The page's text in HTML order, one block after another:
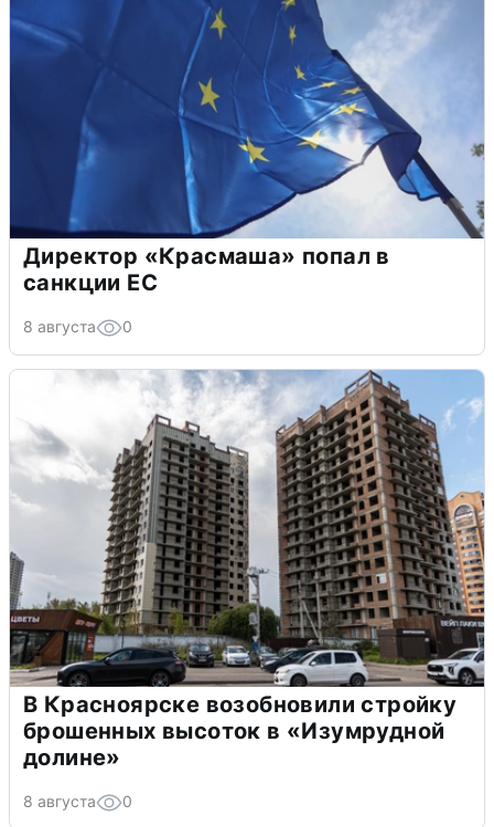
Директор «Красмаша» попал в
санкции ЕС
8 августа 0
В Красноярске возобновили стройку
брошенных высоток в «Изумрудной
долине»
8 августа 0